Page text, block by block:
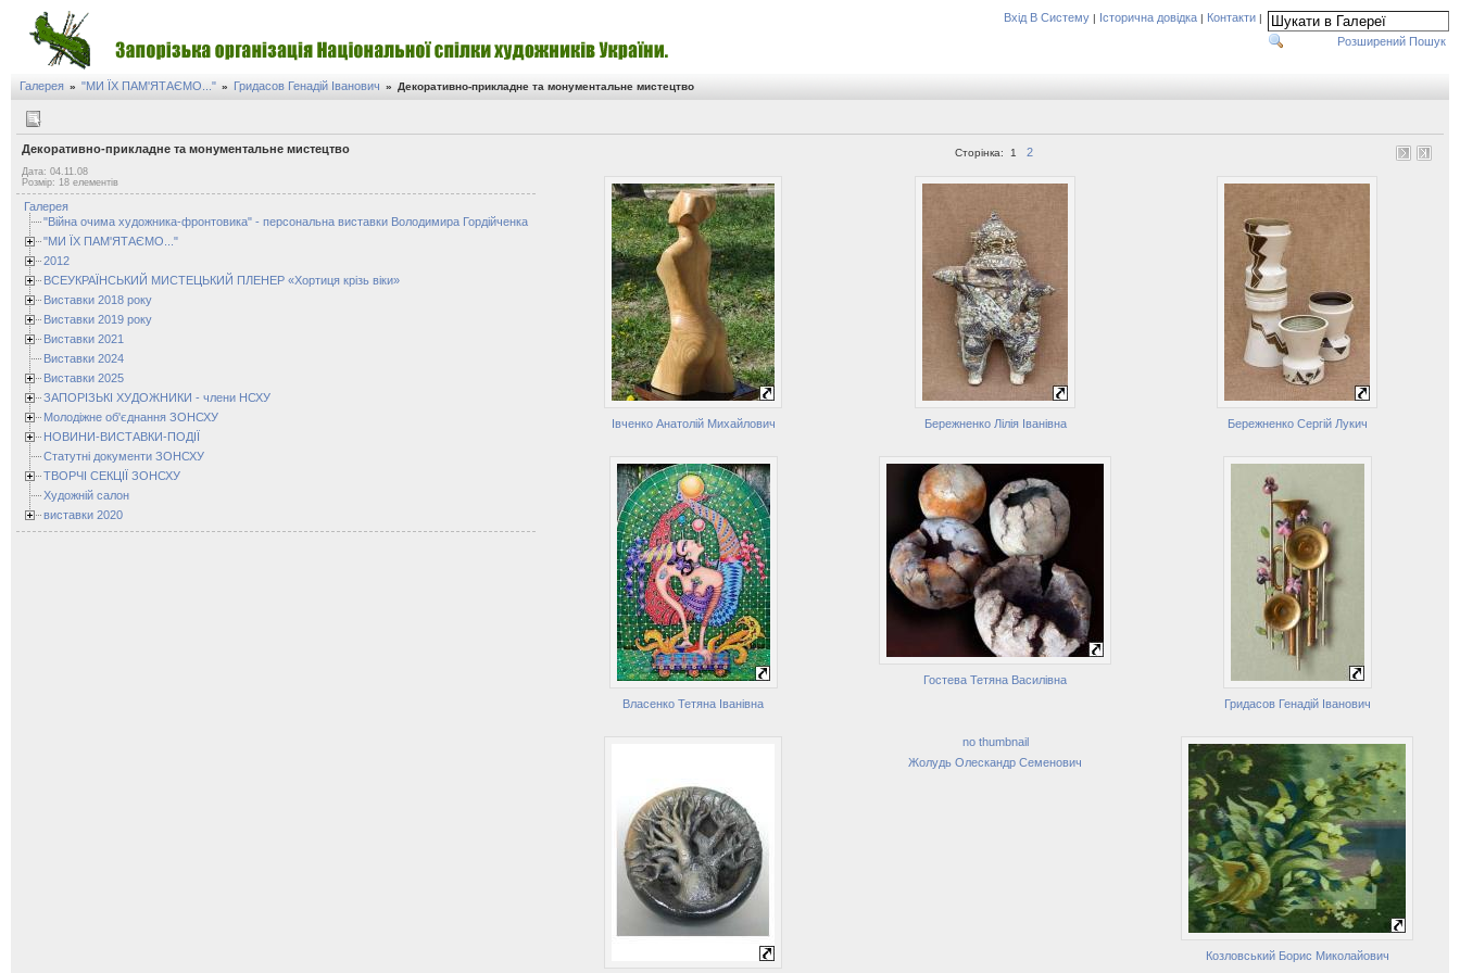
Вхід В Систему | Історична довідка | Контакти |
Розширений Пошук
Галерея » "МИ ЇХ ПАМ'ЯТАЄМО..." » Гридасов Генадій Іванович » Декоративно-прикладне та монументальне мистецтво
Декоративно-прикладне та монументальне мистецтво
Дата: 04.11.08
Розмір: 18 елементів
Галерея
"Війна очима художника-фронтовика" - персональна виставки Володимира Гордійченка
"МИ ЇХ ПАМ'ЯТАЄМО..."
2012
ВСЕУКРАЇНСЬКИЙ МИСТЕЦЬКИЙ ПЛЕНЕР «Хортиця крізь віки»
Виставки 2018 року
Виставки 2019 року
Виставки 2021
Виставки 2024
Виставки 2025
ЗАПОРІЗЬКІ ХУДОЖНИКИ - члени НСХУ
Молодіжне об'єднання ЗОНСХУ
НОВИНИ-ВИСТАВКИ-ПОДІЇ
Статутні документи ЗОНСХУ
ТВОРЧІ СЕКЦІЇ ЗОНСХУ
Художній салон
виставки 2020
Сторінка: 1 2
Івченко Анатолій Михайлович Бережненко Лілія Іванівна Бережненко Сергій Лукич
Власенко Тетяна Іванівна
Гостева Тетяна Василівна
Гридасов Генадій Іванович
no thumbnail
Жолудь Олескандр Семенович
Козловський Борис Миколайович